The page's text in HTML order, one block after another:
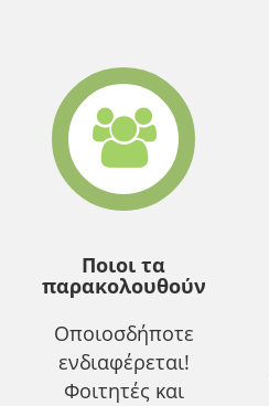
Ποιοι τα
παρακολουθούν
Οποιοσδήποτε
ενδιαφέρεται!
Φοιτητές και